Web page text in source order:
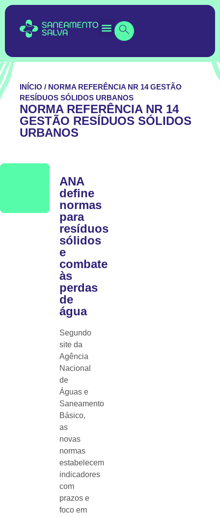
INÍCIO / NORMA REFERÊNCIA NR 14 GESTÃO
RESÍDUOS SÓLIDOS URBANOS
NORMA REFERÊNCIA NR 14
GESTÃO RESÍDUOS SÓLIDOS
URBANOS
ANA
define
normas
para
resíduos
sólidos
e
combate
às
perdas
de
água
Segundo
site da
Agência
Nacional
de
Águas e
Saneamento
Básico,
as
novas
normas
estabelecem
indicadores
com
prazos e
foco em